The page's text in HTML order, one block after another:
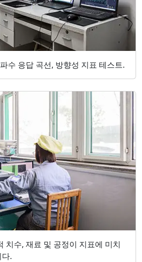
수 응답 곡선, 방향성 지표 테스트.
치수, 재료 및 공정이 지표에 미치
.